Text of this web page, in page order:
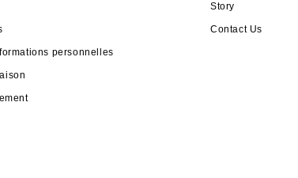
personnelles
Story
Contact Us